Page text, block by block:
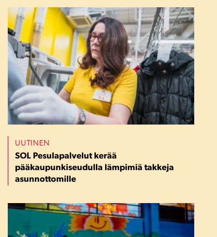
UUTINEN
SOL Pesulapalvelut kerää
pääkaupunkiseudulla lämpimiä takkeja
asunnottomille